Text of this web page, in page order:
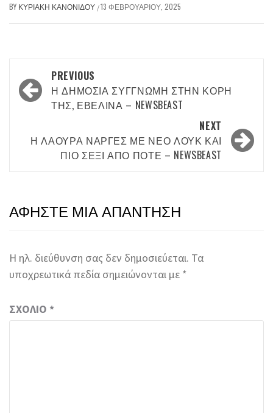
BY ΚΥΡΙΑΚΉ ΚΑΝΟΝΊΔΟΥ /13 ΦΕΒΡΟΥΑΡΊΟΥ, 2025
Post
navigation
PREVIOUS
Η ΔΗΜΌΣΙΑ ΣΥΓΓΝΏΜΗ ΣΤΗΝ ΚΌΡΗ
ΤΗΣ, ΕΒΕΛΊΝΑ – NEWSBEAST
NEXT
Η ΛΆΟΥΡΑ ΝΆΡΓΕΣ ΜΕ ΝΈΟ ΛΟΥΚ ΚΑΙ
ΠΙΟ ΣΈΞΙ ΑΠΌ ΠΟΤΈ – NEWSBEAST
ΑΦΉΣΤΕ ΜΙΑ ΑΠΆΝΤΗΣΗ
Η ηλ. διεύθυνση σας δεν δημοσιεύεται. Τα
υποχρεωτικά πεδία σημειώνονται με *
ΣΧΌΛΙΟ *